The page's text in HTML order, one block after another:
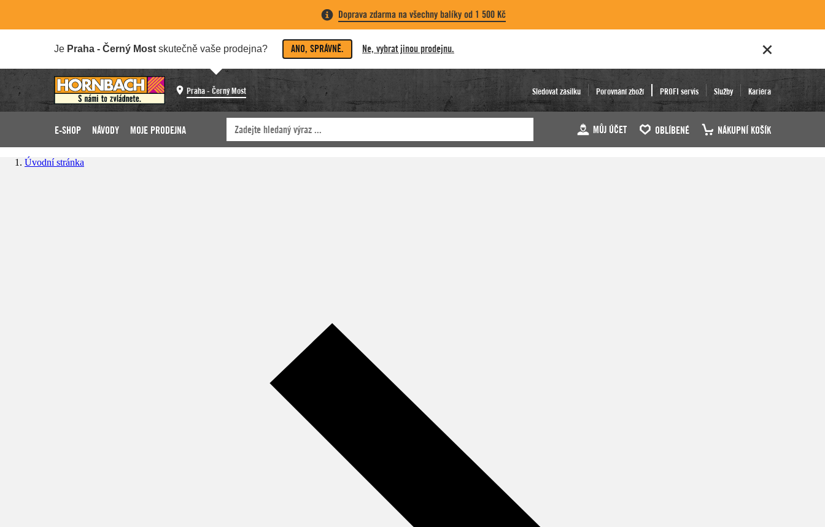
Doprava zdarma na všechny balíky od 1 500 Kč
Je Praha - Černý Most skutečně vaše prodejna? ANO, SPRÁVNĚ. Ne, vybrat jinou prodejnu.
Praha - Černý Most Sledovat zásilku Porovnání zboží PROFI servis Služby Kariéra
E-SHOP NÁVODY MOJE PRODEJNA MŮJ ÚČET OBLÍBENÉ NÁKUPNÍ KOŠÍK
Úvodní stránka